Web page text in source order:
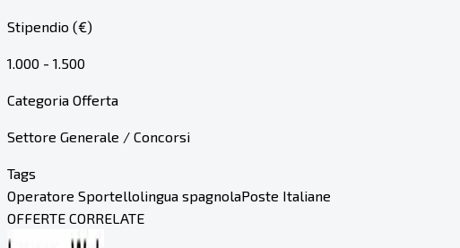
Stipendio (€)
1.000 - 1.500
Categoria Offerta
Settore Generale / Concorsi
Tags
Operatore Sportellolingua spagnolaPoste Italiane
OFFERTE CORRELATE